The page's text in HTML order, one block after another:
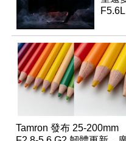
Tamron 發布 25-200mm